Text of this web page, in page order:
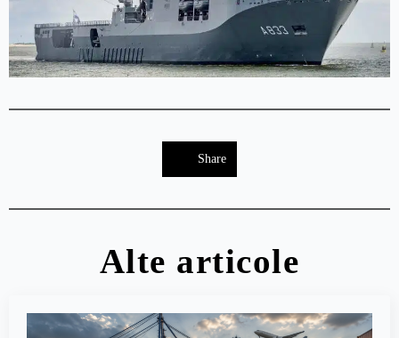
Share
Alte articole